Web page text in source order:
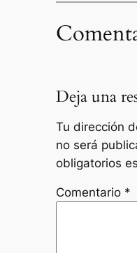
Deja una
Tu dirección
no será
obligatorios
Comentario *